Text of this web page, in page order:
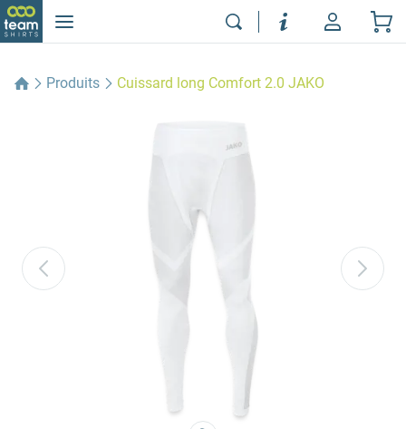
Produits Cuissard long Comfort 2.0 JAKO